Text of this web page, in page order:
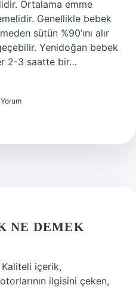
Ortalama emme
Genellikle bebek
sütün %90’ını alır
Yenidoğan bebek
2-3 saatte bir…
NE DEMEK
içerik,
ilgisini çeken,